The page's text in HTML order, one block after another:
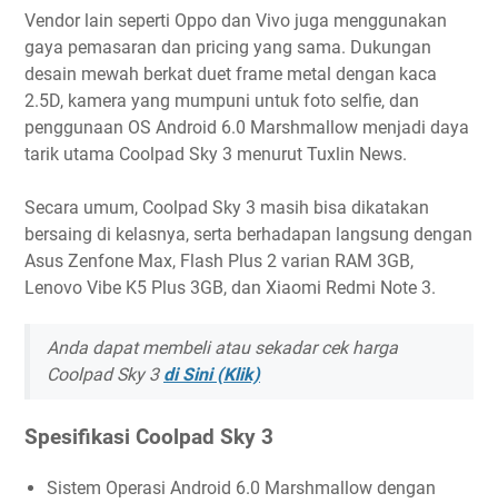
Vendor lain seperti Oppo dan Vivo juga menggunakan
gaya pemasaran dan pricing yang sama. Dukungan
desain mewah berkat duet frame metal dengan kaca
2.5D, kamera yang mumpuni untuk foto selfie, dan
penggunaan OS Android 6.0 Marshmallow menjadi daya
tarik utama Coolpad Sky 3 menurut Tuxlin News.
Secara umum, Coolpad Sky 3 masih bisa dikatakan
bersaing di kelasnya, serta berhadapan langsung dengan
Asus Zenfone Max, Flash Plus 2 varian RAM 3GB,
Lenovo Vibe K5 Plus 3GB, dan Xiaomi Redmi Note 3.
Anda dapat membeli atau sekadar cek harga
Coolpad Sky 3 di Sini (Klik)
Spesifikasi Coolpad Sky 3
Sistem Operasi Android 6.0 Marshmallow dengan